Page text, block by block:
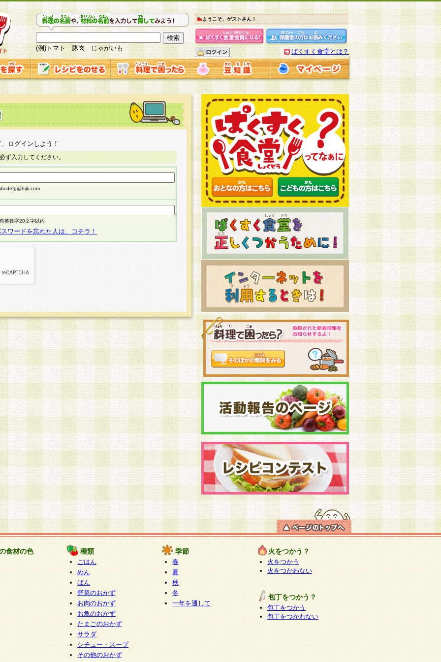
(例)トマト 豚肉 じゃがいも
ようこそ、ゲストさん！
ぱくすく食堂とは？
ログインしよう！
ず入力してください。
英数字20文字以内
ワードを忘れた人は、コチラ！
食材の色 種類
ごはん
めん
ぱん
野菜のおかず
お肉のおかず
お魚のおかず
たまごのおかず
サラダ
シチュー・スープ
その他のおかず
季節
春
夏
秋
冬
一年を通して
火をつかう？
火をつかう
火をつかわない
包丁をつかう？
包丁をつかう
包丁をつかわない